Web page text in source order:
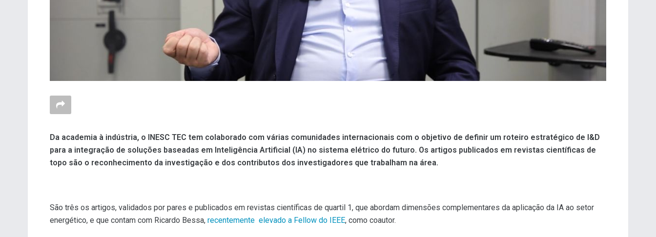
Da academia à indústria, o INESC TEC tem colaborado com várias comunidades internacionais com o objetivo de definir um roteiro estratégico de I&D
para a integração de soluções baseadas em Inteligência Artificial (IA) no sistema elétrico do futuro. Os artigos publicados em revistas científicas de
topo são o reconhecimento da investigação e dos contributos dos investigadores que trabalham na área.
São três os artigos, validados por pares e publicados em revistas científicas de quartil 1, que abordam dimensões complementares da aplicação da IA ao setor
energético, e que contam com Ricardo Bessa, recentemente elevado a Fellow do IEEE, como coautor.